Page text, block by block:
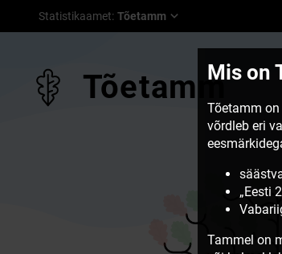
Statistikaamet: Tõetamm
TõetammMis on
Tõetamm
võrdleb eri
„Eesti
Tammel on